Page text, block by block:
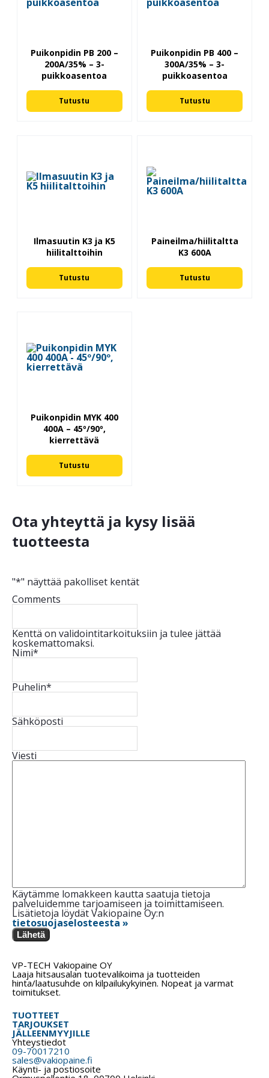
Puikonpidin PB 200 –
200A/35% – 3-
puikkoasentoa
Tutustu
Puikonpidin PB 400 –
300A/35% – 3-
puikkoasentoa
Tutustu
Ilmasuutin K3 ja K5
hiilitalttoihin
Tutustu
Paineilma/hiilitaltta
K3 600A
Tutustu
Puikonpidin MYK 400
400A – 45º/90º,
kierrettävä
Tutustu
Ota yhteyttä ja kysy lisää
tuotteesta
"*" näyttää pakolliset kentät
Comments
Kenttä on validointitarkoituksiin ja tulee jättää
koskemattomaksi.
Nimi*
Puhelin*
Sähköposti
Viesti
Käytämme lomakkeen kautta saatuja tietoja
palveluidemme tarjoamiseen ja toimittamiseen.
Lisätietoja löydät Vakiopaine Oy:n
tietosuojaselosteesta »
Lähetä
VP-TECH Vakiopaine OY
Laaja hitsausalan tuotevalikoima ja tuotteiden
hinta/laatusuhde on kilpailukykyinen. Nopeat ja varmat
toimitukset.
TUOTTEET
TARJOUKSET
JÄLLEENMYYJILLE
Yhteystiedot
09-70017210
sales@vakiopaine.fi
Käynti- ja postiosoite